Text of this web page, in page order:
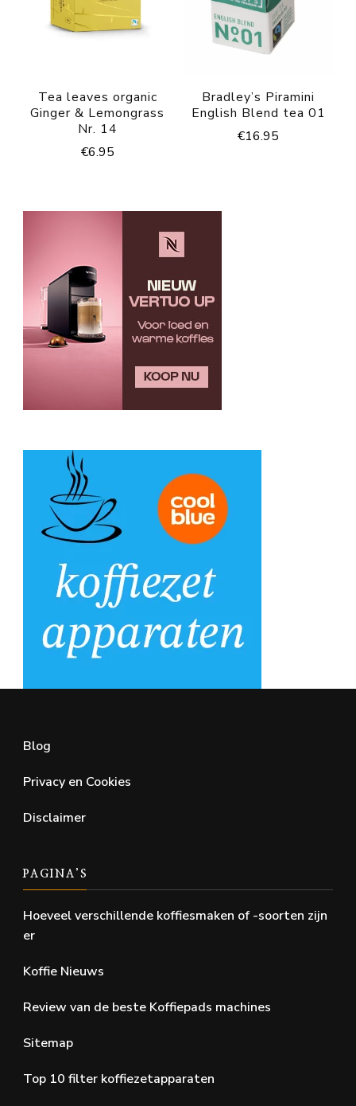
Tea leaves organic
Ginger & Lemongrass
Nr. 14
€6.95
Bradley’s Piramini
English Blend tea 01
€16.95
Blog
Privacy en Cookies
Disclaimer
PAGINA’S
Hoeveel verschillende koffiesmaken of -soorten zijn
er
Koffie Nieuws
Review van de beste Koffiepads machines
Sitemap
Top 10 filter koffiezetapparaten